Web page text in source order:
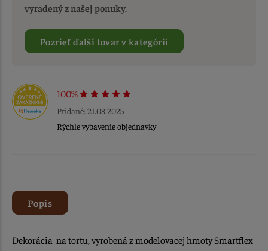
vyradený z našej ponuky.
Pozrieť ďalší tovar v kategórií
100%
Pridané: 21.08.2025
Rýchle vybavenie objednavky
Popis
Dekorácia na tortu, vyrobená z modelovacej hmoty Smartflex